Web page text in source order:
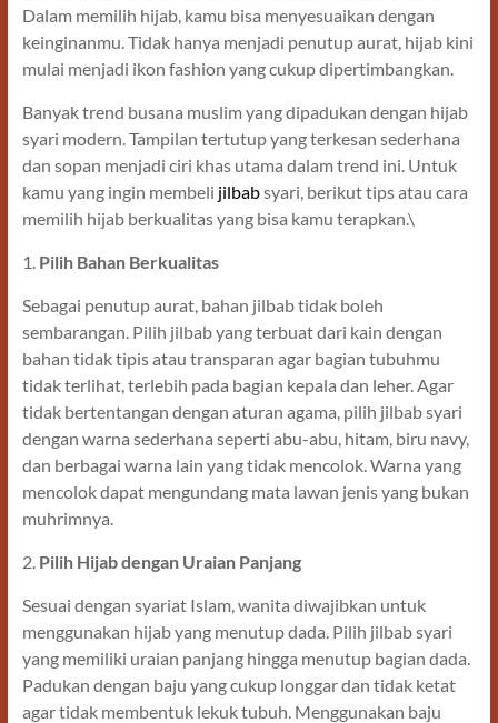
Dalam memilih hijab, kamu bisa menyesuaikan dengan
keinginanmu. Tidak hanya menjadi penutup aurat, hijab kini
mulai menjadi ikon fashion yang cukup dipertimbangkan.
Banyak trend busana muslim yang dipadukan dengan hijab
syari modern. Tampilan tertutup yang terkesan sederhana
dan sopan menjadi ciri khas utama dalam trend ini. Untuk
kamu yang ingin membeli jilbabsyari, berikut tips atau cara
memilih hijab berkualitas yang bisa kamu terapkan.\
1. Pilih Bahan Berkualitas
Sebagai penutup aurat, bahan jilbab tidak boleh
sembarangan. Pilih jilbab yang terbuat dari kain dengan
bahan tidak tipis atau transparan agar bagian tubuhmu
tidak terlihat, terlebih pada bagian kepala dan leher. Agar
tidak bertentangan dengan aturan agama, pilih jilbab syari
dengan warna sederhana seperti abu-abu, hitam, biru navy,
dan berbagai warna lain yang tidak mencolok. Warna yang
mencolok dapat mengundang mata lawan jenis yang bukan
muhrimnya.
2. Pilih Hijab dengan Uraian Panjang
Sesuai dengan syariat Islam, wanita diwajibkan untuk
menggunakan hijab yang menutup dada. Pilih jilbab syari
yang memiliki uraian panjang hingga menutup bagian dada.
Padukan dengan baju yang cukup longgar dan tidak ketat
agar tidak membentuk lekuk tubuh. Menggunakan baju